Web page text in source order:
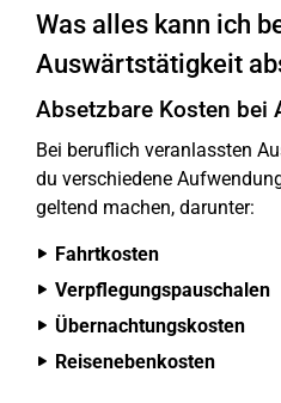
Was alles kann ich
Auswärtstätigkeit
Absetzbare Kosten bei
Bei beruflich veranlassten
du verschiedene
geltend machen, darunter:
Fahrtkosten
Verpflegungspauschalen
Übernachtungskosten
Reisenebenkosten